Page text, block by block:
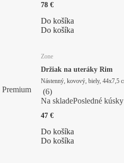
78 €
Do košíka
Do košíka
Premium
Zone
Držiak na uteráky Rim
(6)
Na skladePosledné kúsky
47 €
Do košíka
Do košíka